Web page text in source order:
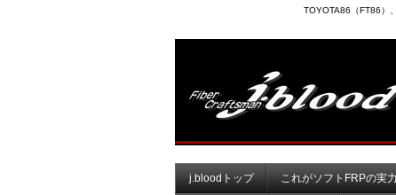
TOYOTA86（FT86）
j.bloodトップ これがソフトFRPの実力